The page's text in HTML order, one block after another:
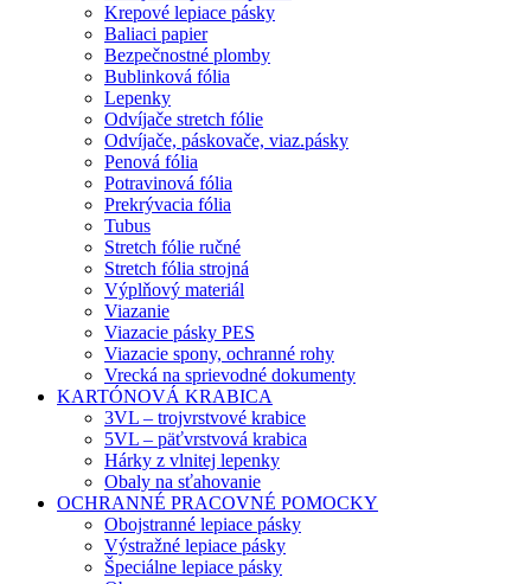
Krepové lepiace pásky
Baliaci papier
Bezpečnostné plomby
Bublinková fólia
Lepenky
Odvíjače stretch fólie
Odvíjače, páskovače, viaz.pásky
Penová fólia
Potravinová fólia
Prekrývacia fólia
Tubus
Stretch fólie ručné
Stretch fólia strojná
Výplňový materiál
Viazanie
Viazacie pásky PES
Viazacie spony, ochranné rohy
Vrecká na sprievodné dokumenty
KARTÓNOVÁ KRABICA
3VL – trojvrstvové krabice
5VL – päťvrstvová krabica
Hárky z vlnitej lepenky
Obaly na sťahovanie
OCHRANNÉ PRACOVNÉ POMOCKY
Obojstranné lepiace pásky
Výstražné lepiace pásky
Špeciálne lepiace pásky